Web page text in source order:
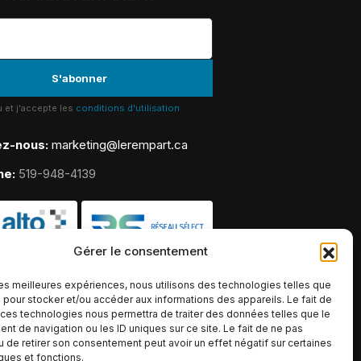
Gérer le consentement
meilleures expériences, nous utilisons des technologies telles que
stocker et/ou accéder aux informations des appareils. Le fait de
technologies nous permettra de traiter des données telles que le
de navigation ou les ID uniques sur ce site. Le fait de ne pas
de retirer son consentement peut avoir un effet négatif sur certaines
et fonctions.
et j'accepte les conditions d'utilisation
nous: marketing@lerempart.ca
519-948-4139